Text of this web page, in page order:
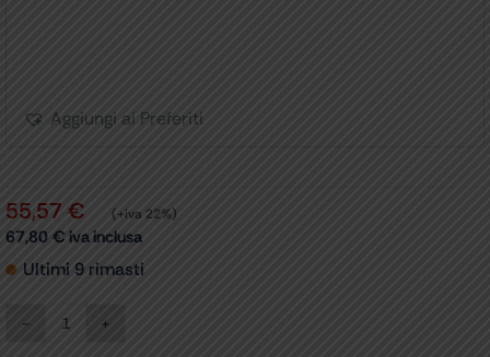
Aggiungi ai Preferiti
55,57 € (+iva 22%)
67,80 € iva inclusa
Ultimi 9 rimasti
ELETTRODO